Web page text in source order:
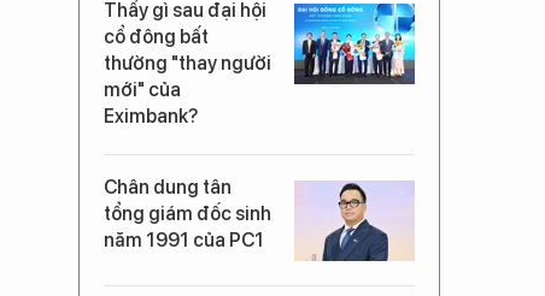
Thấy gì sau đại hội
cổ đông bất
thường "thay người
mới" của
Eximbank?
Chân dung tân
tổng giám đốc sinh
năm 1991 của PC1